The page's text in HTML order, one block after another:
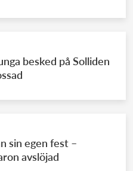
besked på Solliden
sin egen fest –
avslöjad